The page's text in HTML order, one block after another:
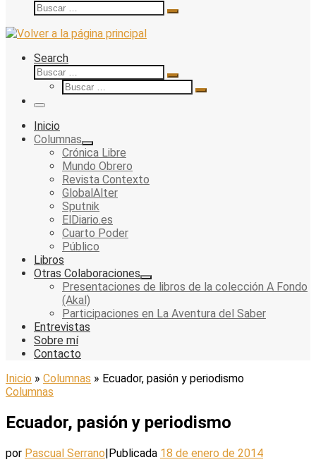
Buscar
Buscar
Search
Buscar
Buscar
…
Buscar
Buscar
Menu
Inicio
Columnas
Crónica Libre
Mundo Obrero
Revista Contexto
GlobalAlter
Sputnik
ElDiario.es
Cuarto Poder
Público
Libros
Otras Colaboraciones
Presentaciones de libros de la colección A Fondo
(Akal)
Participaciones en La Aventura del Saber
Entrevistas
Sobre mí
Contacto
Inicio » Columnas » Ecuador, pasión y periodismo
Columnas
Ecuador, pasión y periodismo
por Pascual Serrano|Publicada 18 de enero de 2014